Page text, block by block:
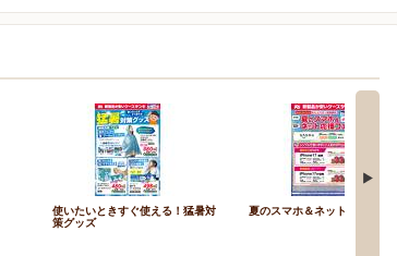
使いたいときすぐ使える！猛暑対
策グッズ
夏のスマホ＆ネット応援フェア